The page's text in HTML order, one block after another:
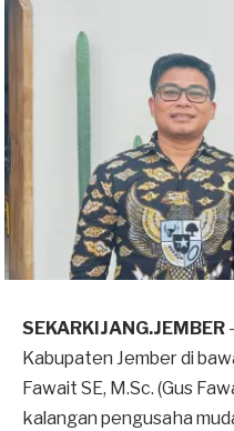
SEKARKIJANG.JEMBER
Kabupaten Jember di
Fawait SE, M.Sc. (Gus
kalangan pengusaha